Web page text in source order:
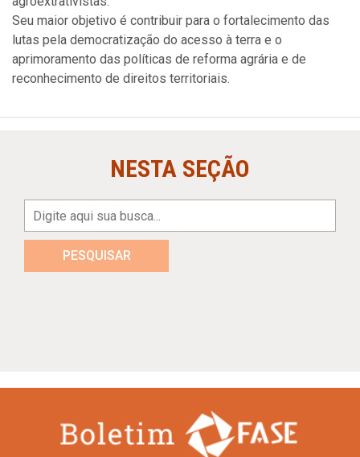
Seu maior objetivo é contribuir para o fortalecimento das
lutas pela democratização do acesso à terra e o
aprimoramento das políticas de reforma agrária e de
reconhecimento de direitos territoriais.
NESTA SEÇÃO
PESQUISAR